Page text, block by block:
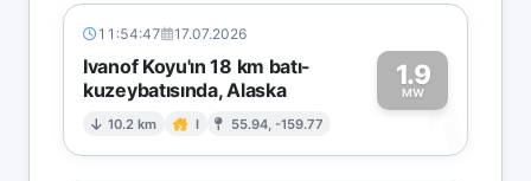
11:54:47 17.07.2026
Ivanof Koyu'ın 18 km batı-
kuzeybatısında, Alaska
10.2 km I 55.94, -159.77
1.9
MW1